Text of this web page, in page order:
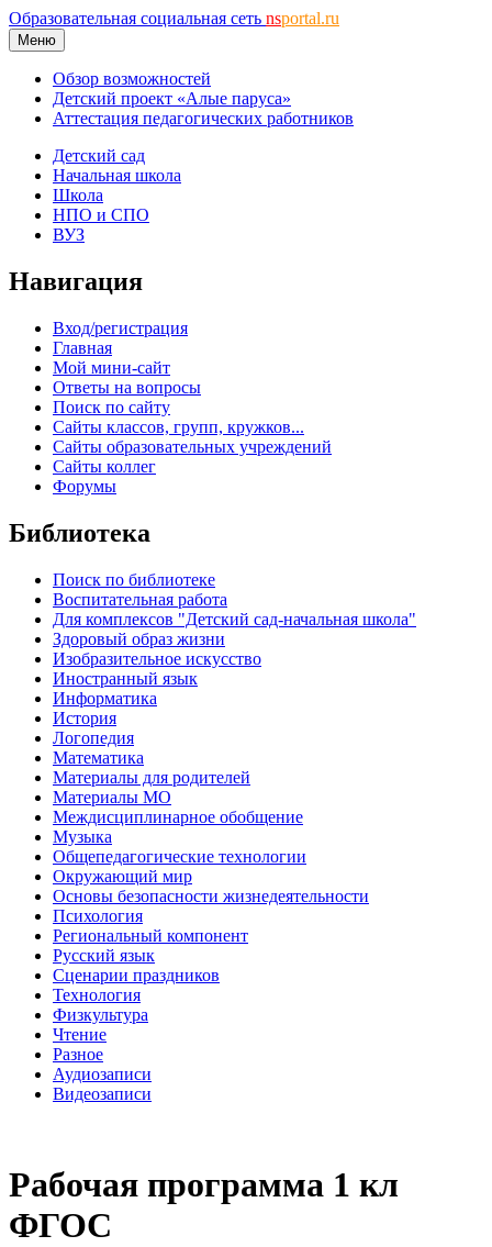
Образовательная социальная сеть nsportal.ru
Меню
Обзор возможностей
Детский проект «Алые паруса»
Аттестация педагогических работников
Детский сад
Начальная школа
Школа
НПО и СПО
ВУЗ
Навигация
Вход/регистрация
Главная
Мой мини-сайт
Ответы на вопросы
Поиск по сайту
Сайты классов, групп, кружков...
Сайты образовательных учреждений
Сайты коллег
Форумы
Библиотека
Поиск по библиотеке
Воспитательная работа
Для комплексов "Детский сад-начальная школа"
Здоровый образ жизни
Изобразительное искусство
Иностранный язык
Информатика
История
Логопедия
Математика
Материалы для родителей
Материалы МО
Междисциплинарное обобщение
Музыка
Общепедагогические технологии
Окружающий мир
Основы безопасности жизнедеятельности
Психология
Региональный компонент
Русский язык
Сценарии праздников
Технология
Физкультура
Чтение
Разное
Аудиозаписи
Видеозаписи
Рабочая программа 1 кл
ФГОС